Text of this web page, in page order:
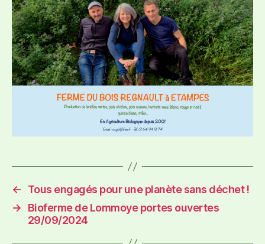
←
Tous engagés pour une planète sans déchet !
→
Bioferme de Lommoye portes ouvertes
29/09/2024